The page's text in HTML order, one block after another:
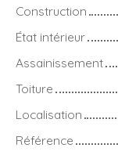
Construction
État intérieur
Assainissement
Toiture
Localisation
Référence